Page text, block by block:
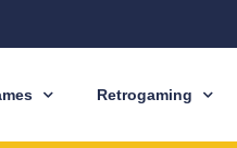
Retrogaming